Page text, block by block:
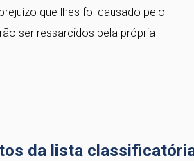
que lhes foi causado pelo
ser ressarcidos pela própria
da lista